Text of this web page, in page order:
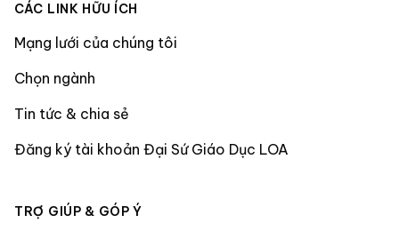
CÁC LINK HỮU ÍCH
Mạng lưới của chúng tôi
Chọn ngành
Tin tức & chia sẻ
Đăng ký tài khoản Đại Sứ Giáo Dục LOA
TRỢ GIÚP & GÓP Ý